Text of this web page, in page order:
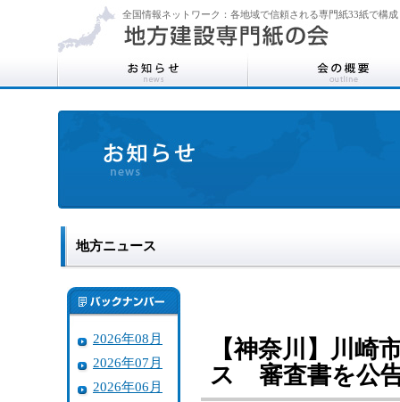
全国情報ネットワーク：各地域で信頼される専門紙33紙で構成
地方ニュース
2026年08月
2026年07月
2026年06月
【神奈川】川
ス 審査書を